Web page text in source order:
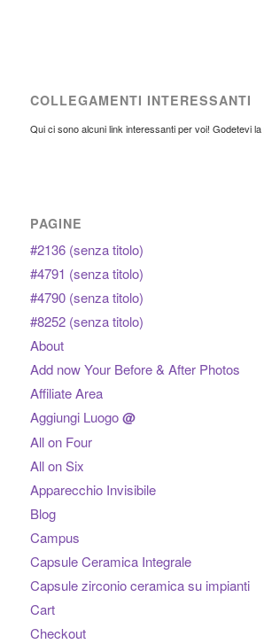
COLLEGAMENTI INTERESSANTI
Qui ci sono alcuni link interessanti per voi! Godetevi
PAGINE
#2136 (senza titolo)
#4791 (senza titolo)
#4790 (senza titolo)
#8252 (senza titolo)
About
Add now Your Before & After Photos
Affiliate Area
Aggiungi Luogo@
All on Four
All on Six
Apparecchio Invisibile
Blog
Campus
Capsule Ceramica Integrale
Capsule zirconio ceramica su impianti
Cart
Checkout